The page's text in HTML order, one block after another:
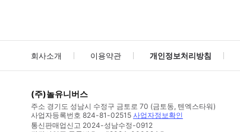
회사소개 이용약관 개인정보처리방침
(주)놀유니버스
주소 경기도 성남시 수정구 금토로 70 (금토동, 텐엑스타워)
사업자등록번호 824-81-02515 사업자정보확인
통신판매업신고 2024-성남수정-0912